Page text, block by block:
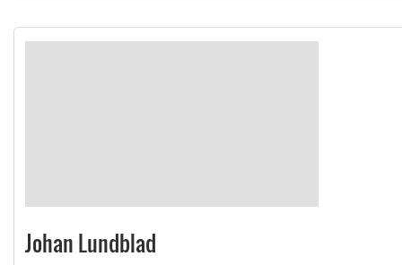
Johan Lundblad